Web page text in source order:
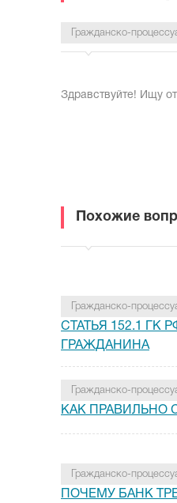
Гражданско-
Здравствуйте! Ищу
Похожие
Гражданско-
СТАТЬЯ 152.1 ГК
ГРАЖДАНИНА
Гражданско-
КАК ПРАВИЛЬНО
Гражданско-
ПОЧЕМУ БАНК